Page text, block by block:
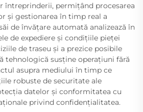
întreprinderii, permițând procesarea
și gestionarea în timp real a
de învățare automată analizează în
de expediere și condițiile pieței
de traseu și a prezice posibile
tehnologică susține operațiuni fără
asupra mediului în timp ce
robuste de securitate ale
datelor și conformitatea cu
privind confidențialitatea.